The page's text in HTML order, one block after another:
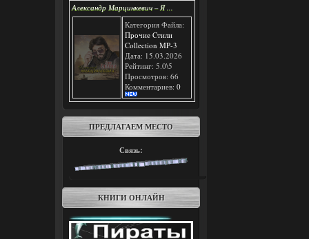
Александр Марцинкевич – Я ...
Категория Файла:
Прочие Cтили
Collection MP-3
Дата: 15.03.2026
Рейтинг: 5.0\5
Просмотров: 66
Комментариев: 0
ПРЕДЛАГАЕМ МЕСТО
Связь:
КНИГИ ОНЛАЙН